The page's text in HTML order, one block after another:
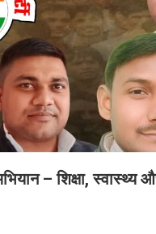
अभियान – शिक्षा,